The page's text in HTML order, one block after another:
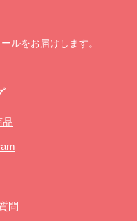
ルをお届けします。
品
問